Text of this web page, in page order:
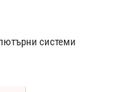
системи